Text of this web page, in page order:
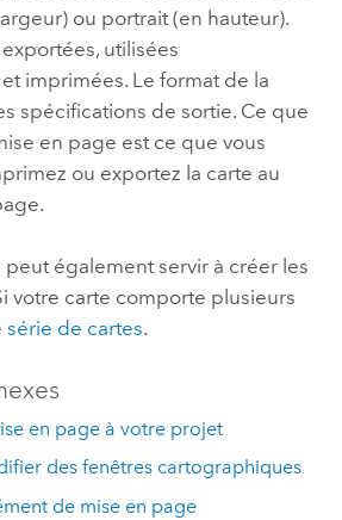
ou portrait (en hauteur).
utilisées
imprimées. Le format de la
spécifications de sortie. Ce que
en page est ce que vous
ou exportez la carte au
également servir à créer les
votre carte comporte plusieurs
série de cartes.
en page à votre projet
des fenêtres cartographiques
de mise en page